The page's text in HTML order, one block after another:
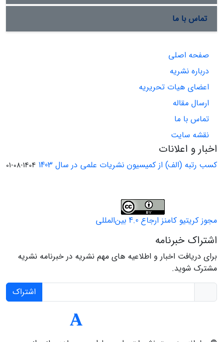
تماس با ما
صفحه اصلی
درباره نشریه
اعضای هیات تحریریه
ارسال مقاله
تماس با ما
نقشه سایت
اخبار و اعلانات
کسب رتبه (الف) از کمیسیون نشریات علمی در سال 1403 1404-08-01
مجوز کریتیو کامنز ارجاع 4.0 بین‌المللی
اشتراک خبرنامه
برای دریافت اخبار و اطلاعیه های مهم نشریه در خبرنامه نشریه
مشترک شوید.
اشتراک